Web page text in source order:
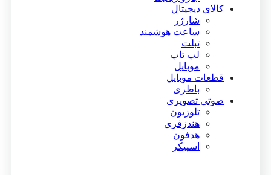
کالای دیجیتال
شارژر
ساعت هوشمند
تبلت
لپ تاپ
موبایل
قطعات موبایل
باطری
صوتی تصویری
تلوزیون
هندزفری
هدفون
اسپیکر